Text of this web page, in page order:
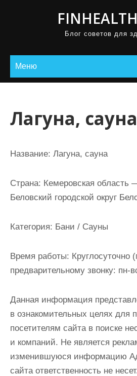
Блог советов для
Меню
Лагуна, сауна
Название: Лагуна, сауна
Страна: Кемеровская область
Беловский городской округ
Категория: Бани / Сауны
Время работы: Круглосуточно
предварительному звонку: пн-
Данная информация
в ознакомительных целях для
посетителям сайта в поиске
и компаний. Не является
изменившуюся информацию
сайта ответственность не